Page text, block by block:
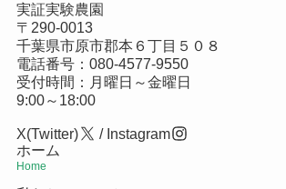
実証実験農園
〒290-0013
千葉県市原市郡本６丁目５０８
電話番号： 080-4577-9550
受付時間：月曜日～金曜日
9:00～18:00
X(Twitter) / Instagram
ホーム
Home